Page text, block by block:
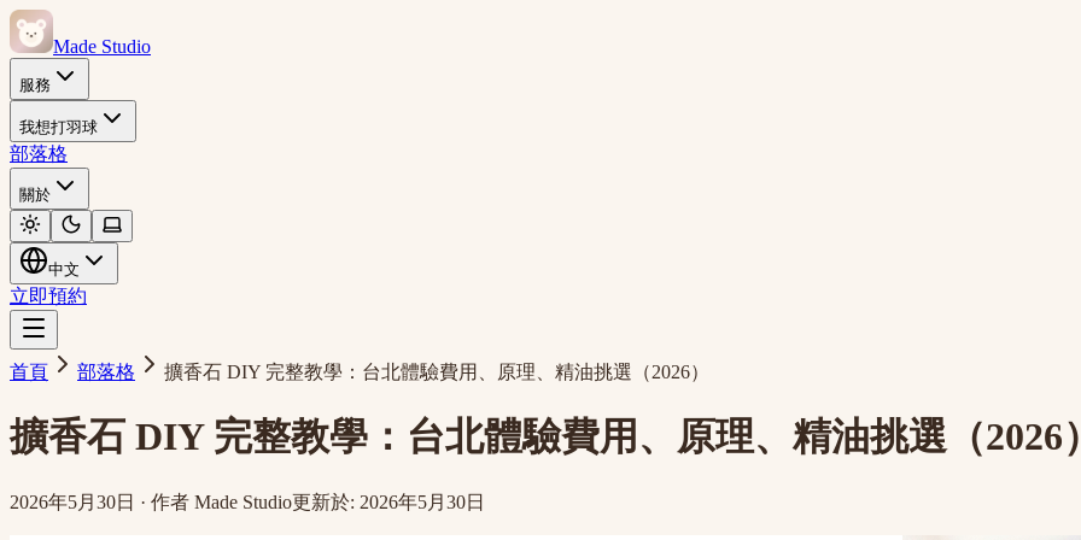
Made Studio
服務
我想打羽球
部落格
關於
中文
立即預約
首頁 部落格 擴香石 DIY 完整教學：台北體驗費用、原理、精油挑選（2026）
擴香石 DIY 完整教學：台北體驗費用、原理、精油挑選（2026
2026年5月30日 · 作者 Made Studio更新於: 2026年5月30日